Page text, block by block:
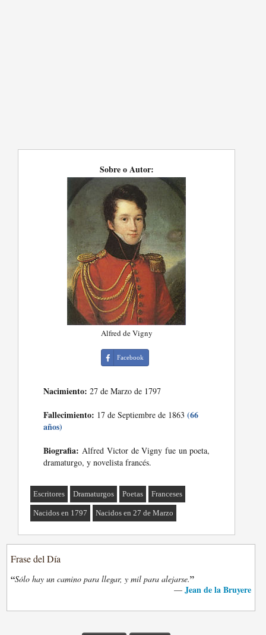
Sobre o Autor:
Alfred de Vigny
Facebook
Nacimiento: 27 de Marzo de 1797
Fallecimiento: 17 de Septiembre de 1863(66
años)
Biografia: Alfred Victor de Vigny fue un poeta,
dramaturgo, y novelista francés.
Escritores Dramaturgos Poetas Franceses
Nacidos en 1797 Nacidos en 27 de Marzo
Frase del Día
“Sólo hay un camino para llegar, y mil para alejarse.”
— Jean de la Bruyere